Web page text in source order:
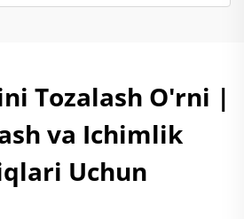
Tozalash O'rni |
va Ichimlik
Uchun